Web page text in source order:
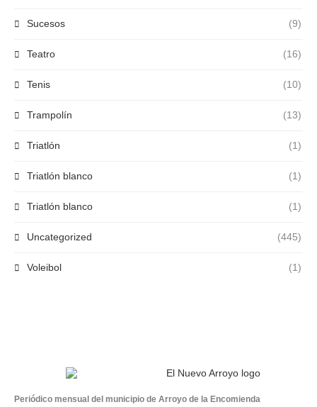
Sucesos (9)
Teatro (16)
Tenis (10)
Trampolín (13)
Triatlón (1)
Triatlón blanco (1)
Triatlón blanco (1)
Uncategorized (445)
Voleibol (1)
Periódico mensual del municipio de Arroyo de la Encomienda